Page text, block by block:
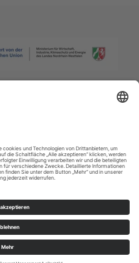
|Barrierefreiheitserklärung|
E: info@sauerland.com